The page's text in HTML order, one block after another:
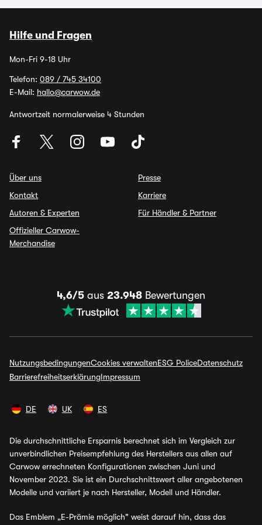
Hilfe und Fragen
Mon-Fri 9-18 Uhr
Telefon: 089 / 745 34100
E-Mail: hallo@carwow.de
Antwortzeit normalerweise 4 Stunden
Über uns
Kontakt
Autoren & Experten
Offizieller Carwow-
Merchandise
Presse
Karriere
Für Händler & Partner
4,6/5 aus 23.948 Bewertungen
NutzungsbedingungenCookies verwaltenESG PoliceDatenschutz
BarrierefreiheitserklärungImpressum
DE UK ES
Die durchschnittliche Ersparnis berechnet sich im Vergleich zur
unverbindlichen Preisempfehlung des Herstellers aus allen auf
Carwow errechneten Konfigurationen zwischen Juni und
November 2023. Sie ist ein Durchschnittswert aller angebotenen
Modelle und variiert je nach Hersteller, Modell und Händler.
Das Emblem „E-Prämie möglich" weist darauf hin, dass das